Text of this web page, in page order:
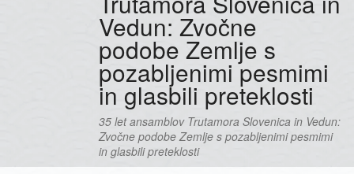
Priljubljeni kanali
Seznam kanalov
Seznam Oddaj
Vedun: Zvočne
podobe Zemlje s
pozabljenimi pesmimi
in glasbili preteklosti
35 let ansamblov Trutamora Slovenica in Vedun:
Zvočne podobe Zemlje s pozabljenimi pesmimi
in glasbili preteklosti